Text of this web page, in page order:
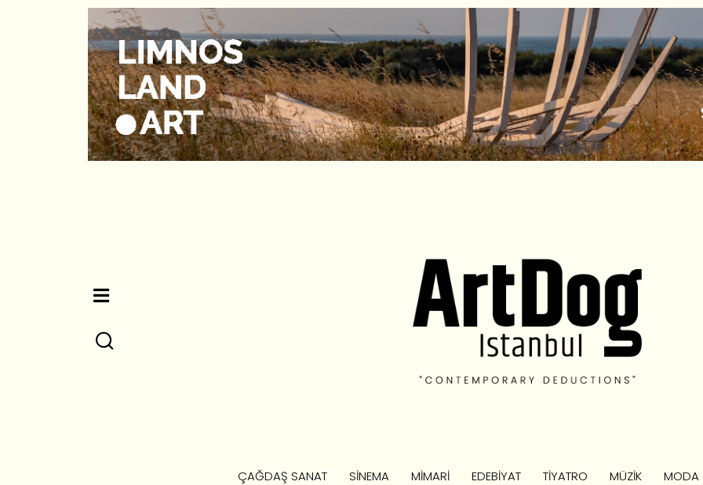
ÇAĞDAŞ SANAT SINEMA MIMARI EDEBIYAT TIYATRO MÜZIK
MODA